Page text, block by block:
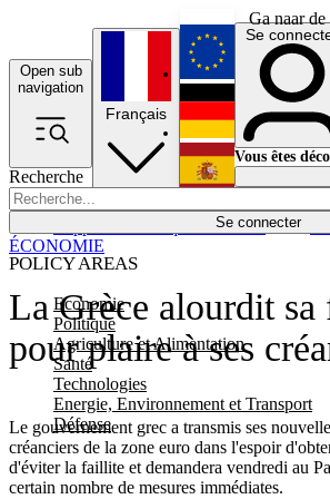
Ga naar
Open sub
navigation
Recherche
Se connecter
POLICY AREAS
Economie
Politique
Agriculture et Alimentation
Santé
Technologies
Energie, Environnement et Transport
Défense
Économie
Français
English
Deutsch
Español
Se
Vous êtes
La Grèce alourdit sa
pour plaire à ses
Le gouvernement grec a transmis ses
créanciers de la zone euro dans l'espoir
d'éviter la faillite et demandera vendredi au
certain nombre de mesures immédiates.
ÉCONOMIE